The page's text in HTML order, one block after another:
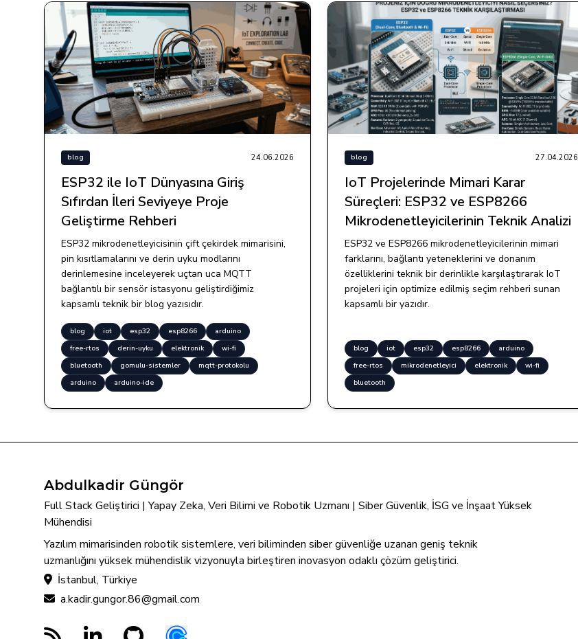
blog 24.06.2026
ESP32 ile IoT Dünyasına Giriş
Sıfırdan İleri Seviyeye Proje
Geliştirme Rehberi
ESP32 mikrodenetleyicisinin çift çekirdek mimarisini,
pin kısıtlamalarını ve derin uyku modlarını
derinlemesine inceleyerek uçtan uca MQTT
bağlantılı bir sensör istasyonu geliştirdiğimiz
kapsamlı teknik bir blog yazısıdır.
blog iot esp32 esp8266
arduino
free-rtos
derin-uyku elektronik
wi-fi
bluetooth
gomulu-sistemler
mqtt-protokolu
arduino
arduino-ide
blog 27.04.2026
IoT Projelerinde Mimari Karar
Süreçleri: ESP32 ve ESP8266
Mikrodenetleyicilerinin Teknik Analizi
ESP32 ve ESP8266 mikrodenetleyicilerinin mimari
farklarını, bağlantı yeteneklerini ve donanım
özelliklerini teknik bir derinlikle karşılaştırarak IoT
projeleri için optimize edilmiş seçim rehberi sunan
kapsamlı bir yazıdır.
blog iot esp32 esp8266
arduino
free-rtos
mikrodenetleyici elektronik
wi-fi
bluetooth
Abdulkadir Güngör
Full Stack Geliştirici | Yapay Zeka, Veri Bilimi ve Robotik Uzmanı | Siber Güvenlik, İSG ve İnşaat Yüksek
Mühendisi
Yazılım mimarisinden robotik sistemlere, veri biliminden siber güvenliğe uzanan geniş teknik
uzmanlığını yüksek mühendislik vizyonuyla birleştiren inovasyon odaklı çözüm geliştirici.
İstanbul, Türkiye
a.kadir.gungor.86@gmail.com